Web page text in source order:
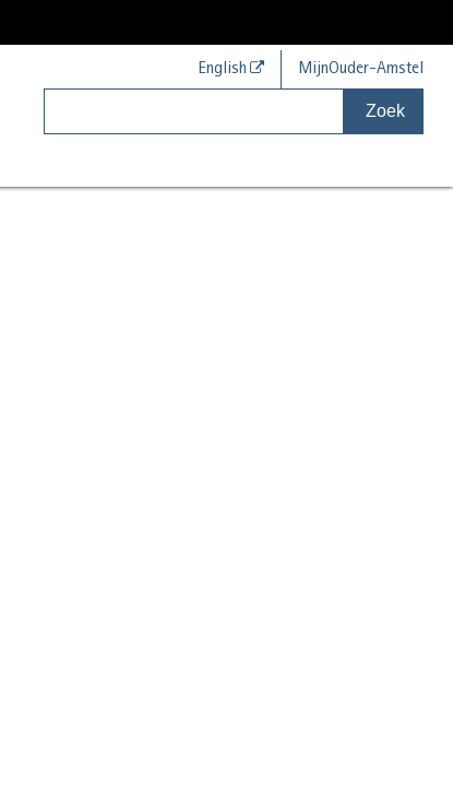
English MijnOuder-Amstel
Zoek